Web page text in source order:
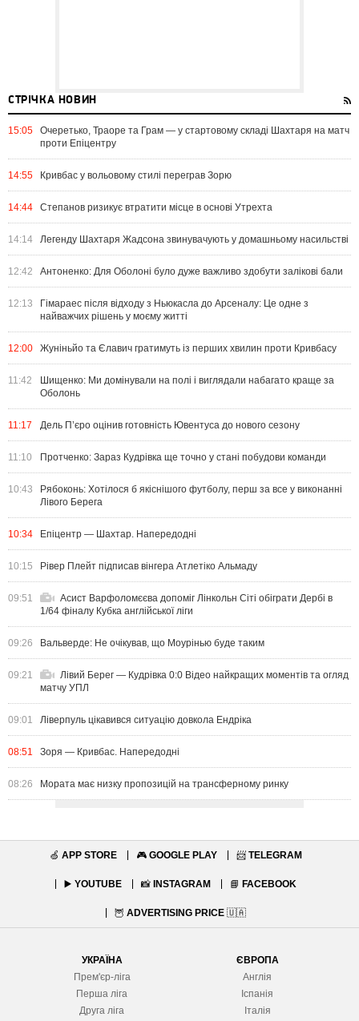
СТРІЧКА НОВИН
15:05
Очеретько, Траоре та Грам — у стартовому складі Шахтаря на матч
проти Епіцентру
14:55 Кривбас у вольовому стилі переграв Зорю
14:44 Степанов ризикує втратити місце в основі Утрехта
14:14 Легенду Шахтаря Жадсона звинувачують у домашньому насильстві
12:42 Антоненко: Для Оболоні було дуже важливо здобути залікові бали
12:13
Гімараес після відходу з Ньюкасла до Арсеналу: Це одне з
найважчих рішень у моєму житті
12:00 Жуніньйо та Єлавич гратимуть із перших хвилин проти Кривбасу
11:42
Шищенко: Ми домінували на полі і виглядали набагато краще за
Оболонь
11:17 Дель П’єро оцінив готовність Ювентуса до нового сезону
11:10 Протченко: Зараз Кудрівка ще точно у стані побудови команди
10:43
Рябоконь: Хотілося б якіснішого футболу, перш за все у виконанні
Лівого Берега
10:34 Епіцентр — Шахтар. Напередодні
10:15 Рівер Плейт підписав вінгера Атлетіко Альмаду
09:51
Асист Варфоломєєва допоміг Лінкольн Сіті обіграти Дербі в
1/64 фіналу Кубка англійської ліги
09:26 Вальверде: Не очікував, що Моурінью буде таким
09:21
Лівий Берег — Кудрівка 0:0 Відео найкращих моментів та огляд
матчу УПЛ
09:01 Ліверпуль цікавився ситуацію довкола Ендріка
08:51 Зоря — Кривбас. Напередодні
08:26 Мората має низку пропозицій на трансферному ринку
🍏 APP STORE 🎮 GOOGLE PLAY 📨 TELEGRAM
▶️ YOUTUBE 📸 INSTAGRAM 📘 FACEBOOK
🦉 ADVERTISING PRICE 🇺🇦
УКРАЇНА
Прем'єр-ліга
Перша ліга
Друга ліга
ЄВРОПА
Англія
Іспанія
Італія